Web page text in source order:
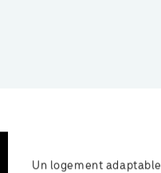
Un logement adaptable